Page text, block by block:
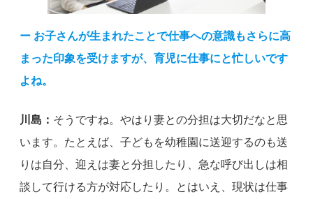
ー お子さんが生まれたことで仕事への意識もさらに高
まった印象を受けますが、育児に仕事にと忙しいです
よね。
川島： そうですね。やはり妻との分担は大切だなと思
います。たとえば、子どもを幼稚園に送迎するのも送
りは自分、迎えは妻と分担したり、急な呼び出しは相
談して行ける方が対応したり。とはいえ、現状は仕事